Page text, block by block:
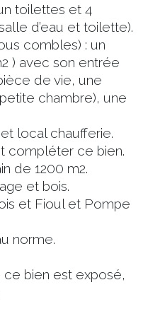
toilettes et 4
d’eau et toilette).
combles) : un
) avec son entrée
de vie, une
chambre), une
local chaufferie.
compléter ce bien.
de 1200 m2.
et bois.
et Fioul et Pompe
norme.
ce bien est exposé,